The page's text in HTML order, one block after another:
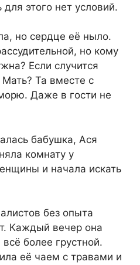
этого нет условий.
но сердце её ныло.
но кому
Если случится
Та вместе с
Даже в гости не
бабушка, Ася
комнату у
и начала искать
без опыта
Каждый вечер она
более грустной.
её чаем с травами и